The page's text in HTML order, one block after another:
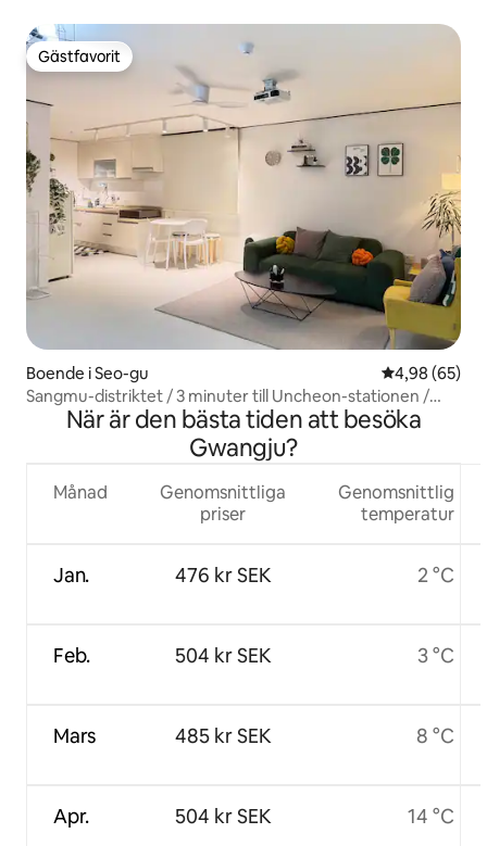
Gästfavorit
Gästfavorit
Boende i Seo-gu 4,98 av 5 i
4,98 (65)
Sangmu-distriktet / 3 minuter till Uncheon-stationen /
Fristående hus på 112 kvm / 3 rum / 4 sängar / Max 8
personer / 10 minuter till Kia Champ Field /
Familjesammankomster / Affärsresor / Netflix TV
När är den bästa tiden att besöka
Gwangju?
Månad
Jan.
Feb.
Mars
Apr.
Genomsnittliga
priser
476 kr SEK
504 kr SEK
485 kr SEK
504 kr SEK
Genomsnittlig
temperatur
2 °C
3 °C
8 °C
14 °C